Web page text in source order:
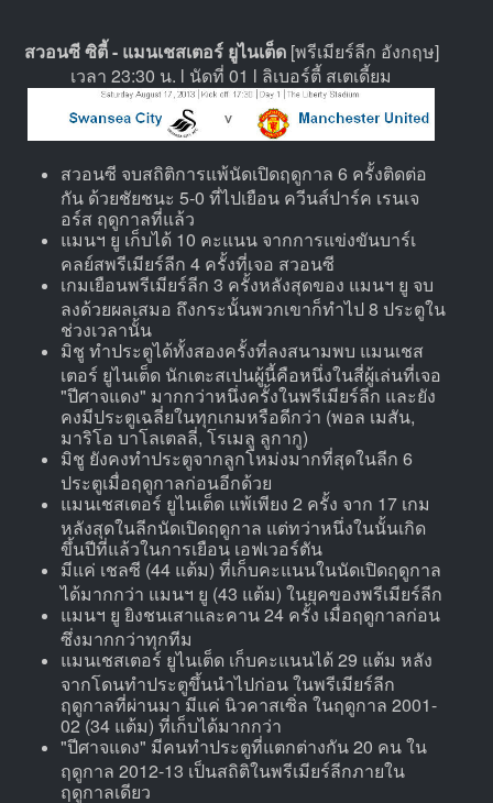
สวอนซี ซิตี้ - แมนเชสเตอร์ ยูไนเต็ด[พรีเมียร์ลีก อังกฤษ]
เวลา 23:30 น. l นัดที่ 01 l ลิเบอร์ตี้ สเตเดี้ยม
สวอนซี จบสถิติการแพ้นัดเปิดฤดูกาล 6 ครั้งติดต่อ
กัน ด้วยชัยชนะ 5-0 ที่ไปเยือน ควีนส์ปาร์ค เรนเจ
อร์ส ฤดูกาลที่แล้ว
แมนฯ ยู เก็บได้ 10 คะแนน จากการแข่งขันบาร์เ
คลย์สพรีเมียร์ลีก 4 ครั้งที่เจอ สวอนซี
เกมเยือนพรีเมียร์ลีก 3 ครั้งหลังสุดของ แมนฯ ยู จบ
ลงด้วยผลเสมอ ถึงกระนั้นพวกเขาก็ทำไป 8 ประตูใน
ช่วงเวลานั้น
มิชู ทำประตูได้ทั้งสองครั้งที่ลงสนามพบ แมนเชส
เตอร์ ยูไนเต็ด นักเตะสเปนผู้นี้คือหนึ่งในสี่ผู้เล่นที่เจอ
"ปีศาจแดง" มากกว่าหนึ่งครั้งในพรีเมียร์ลีก และยัง
คงมีประตูเฉลี่ยในทุกเกมหรือดีกว่า (พอล เมสัน,
มาริโอ บาโลเตลลี่, โรเมลู ลูกากู)
มิชู ยังคงทำประตูจากลูกโหม่งมากที่สุดในลีก 6
ประตูเมื่อฤดูกาลก่อนอีกด้วย
แมนเชสเตอร์ ยูไนเต็ด แพ้เพียง 2 ครั้ง จาก 17 เกม
หลังสุดในลีกนัดเปิดฤดูกาล แต่ทว่าหนึ่งในนั้นเกิด
ขึ้นปีที่แล้วในการเยือน เอฟเวอร์ตัน
มีแค่ เชลซี (44 แต้ม) ที่เก็บคะแนนในนัดเปิดฤดูกาล
ได้มากกว่า แมนฯ ยู (43 แต้ม) ในยุคของพรีเมียร์ลีก
แมนฯ ยู ยิงชนเสาและคาน 24 ครั้ง เมื่อฤดูกาลก่อน
ซึ่งมากกว่าทุกทีม
แมนเชสเตอร์ ยูไนเต็ด เก็บคะแนนได้ 29 แต้ม หลัง
จากโดนทำประตูขึ้นนำไปก่อน ในพรีเมียร์ลีก
ฤดูกาลที่ผ่านมา มีแค่ นิวคาสเซิ่ล ในฤดูกาล 2001-
02 (34 แต้ม) ที่เก็บได้มากกว่า
"ปีศาจแดง" มีคนทำประตูที่แตกต่างกัน 20 คน ใน
ฤดูกาล 2012-13 เป็นสถิติในพรีเมียร์ลีกภายใน
ฤดูกาลเดียว